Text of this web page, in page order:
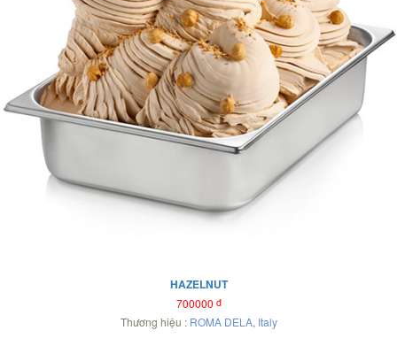
HAZELNUT
700000 đ
Thương hiệu : ROMA DELA, Italy